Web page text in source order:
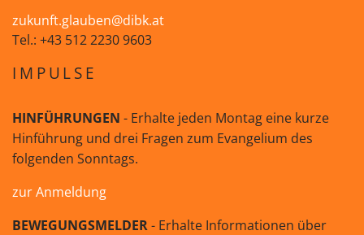
zukunft.glauben@dibk.at
Tel.: +43 512 2230 9603
IMPULSE
HINFÜHRUNGEN - Erhalte jeden Montag eine kurze
Hinführung und drei Fragen zum Evangelium des
folgenden Sonntags.
zur Anmeldung
BEWEGUNGSMELDER- Erhalte Informationen über